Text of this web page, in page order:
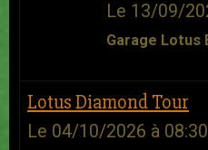
Le 13/09/
Garage Lotus
Lotus Diamond Tour
Le 04/10/2026 à 08:30